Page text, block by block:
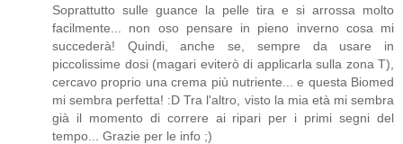
Soprattutto sulle guance la pelle tira e si arrossa molto
facilmente... non oso pensare in pieno inverno cosa mi
succederà! Quindi, anche se, sempre da usare in
piccolissime dosi (magari eviterò di applicarla sulla zona T),
cercavo proprio una crema più nutriente... e questa Biomed
mi sembra perfetta! :D Tra l'altro, visto la mia età mi sembra
già il momento di correre ai ripari per i primi segni del
tempo... Grazie per le info ;)